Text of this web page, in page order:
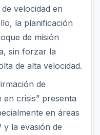
velocidad en
la planificación
de misión
sin forzar la
de alta velocidad.
de
crisis” presenta
en áreas
y la evasión de